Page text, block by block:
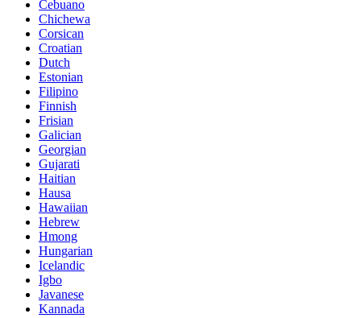
Cebuano
Chichewa
Corsican
Croatian
Dutch
Estonian
Filipino
Finnish
Frisian
Galician
Georgian
Gujarati
Haitian
Hausa
Hawaiian
Hebrew
Hmong
Hungarian
Icelandic
Igbo
Javanese
Kannada